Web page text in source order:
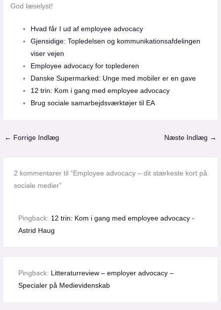
God læselyst!
Hvad får I ud af employee advocacy
Gjensidige: Topledelsen og kommunikationsafdelingen
viser vejen
Employee advocacy for toplederen
Danske Supermarked: Unge med mobiler er en gave
12 trin: Kom i gang med employee advocacy
Brug sociale samarbejdsværktøjer til EA
← Forrige Indlæg Næste Indlæg →
2 kommentarer til “Employee advocacy – dit stærkeste kort på
sociale medier”
Pingback: 12 trin: Kom i gang med employee advocacy -
Astrid Haug
Pingback: Litteraturreview – employer advocacy –
Specialer på Medievidenskab